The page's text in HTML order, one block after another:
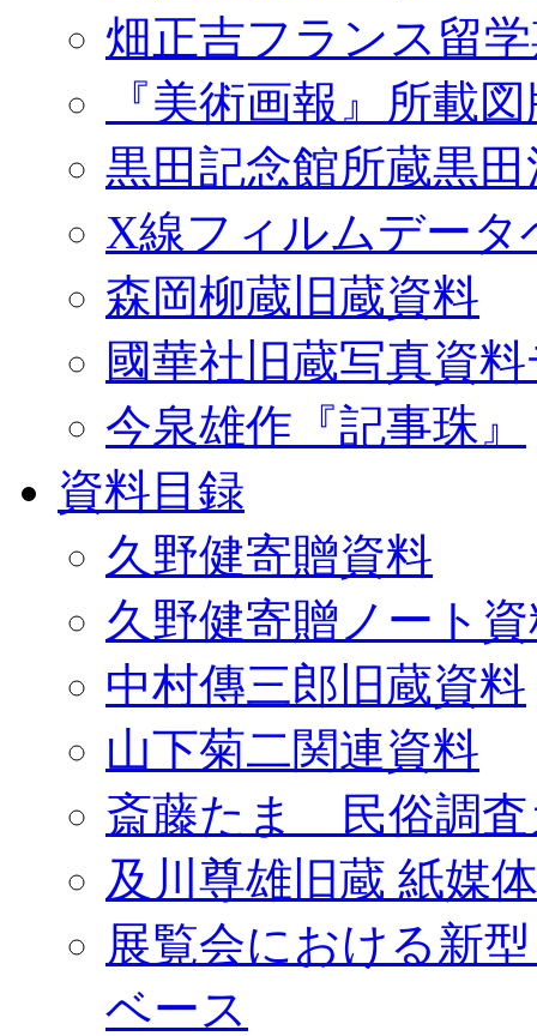
畑正吉フランス留
『美術画報』所載
黒田記念館所蔵黒
X線フィルムデータ
森岡柳蔵旧蔵資料
國華社旧蔵写真資
今泉雄作『記事珠』
資料目録
久野健寄贈資料
久野健寄贈ノート
中村傳三郎旧蔵資料
山下菊二関連資料
斎藤たま 民俗調査
及川尊雄旧蔵 紙媒
展覧会における新
ベース